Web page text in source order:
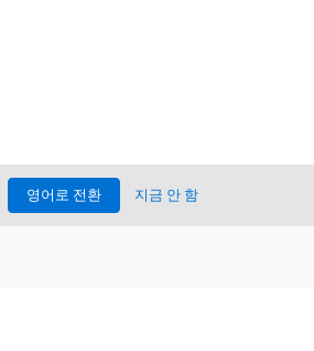
영어로 전환 지금 안 함